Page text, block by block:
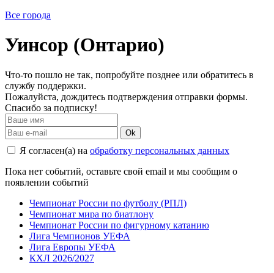
Все города
Уинсор (Онтарио)
Что-то пошло не так, попробуйте позднее или обратитесь в
службу поддержки.
Пожалуйста, дождитесь подтверждения отправки формы.
Спасибо за подписку!
Ok
Я согласен(а) на обработку персональных данных
Пока нет событий, оставьте свой email и мы сообщим о
появлении событий
Чемпионат России по футболу (РПЛ)
Чемпионат мира по биатлону
Чемпионат России по фигурному катанию
Лига Чемпионов УЕФА
Лига Европы УЕФА
КХЛ 2026/2027